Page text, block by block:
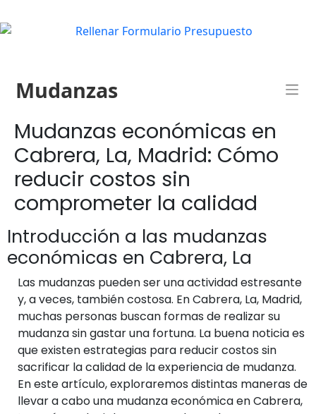
Mudanzas
Mudanzas económicas en
Cabrera, La, Madrid: Cómo
reducir costos sin
comprometer la calidad
Introducción a las mudanzas
económicas en Cabrera, La
Las mudanzas pueden ser una actividad estresante
y, a veces, también costosa. En Cabrera, La, Madrid,
muchas personas buscan formas de realizar su
mudanza sin gastar una fortuna. La buena noticia es
que existen estrategias para reducir costos sin
sacrificar la calidad de la experiencia de mudanza.
En este artículo, exploraremos distintas maneras de
llevar a cabo una mudanza económica en Cabrera,